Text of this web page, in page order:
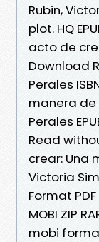
Rubin,
plot. HQ
acto de
Download
Perales
manera de
Perales
Read
crear: Una
Victoria
Format PDF
MOBI ZIP
mobi